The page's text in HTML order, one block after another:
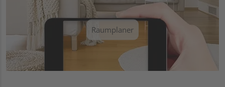
Raumplaner